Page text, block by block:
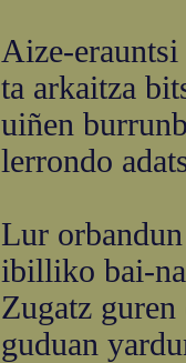
Aize-
ta arkaitza
uiñen
lerrondo
Lur
ibilliko bai-
Zugatz
guduan